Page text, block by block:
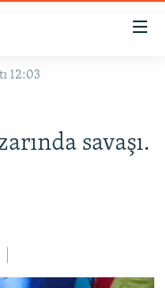
12:03
savaşı.